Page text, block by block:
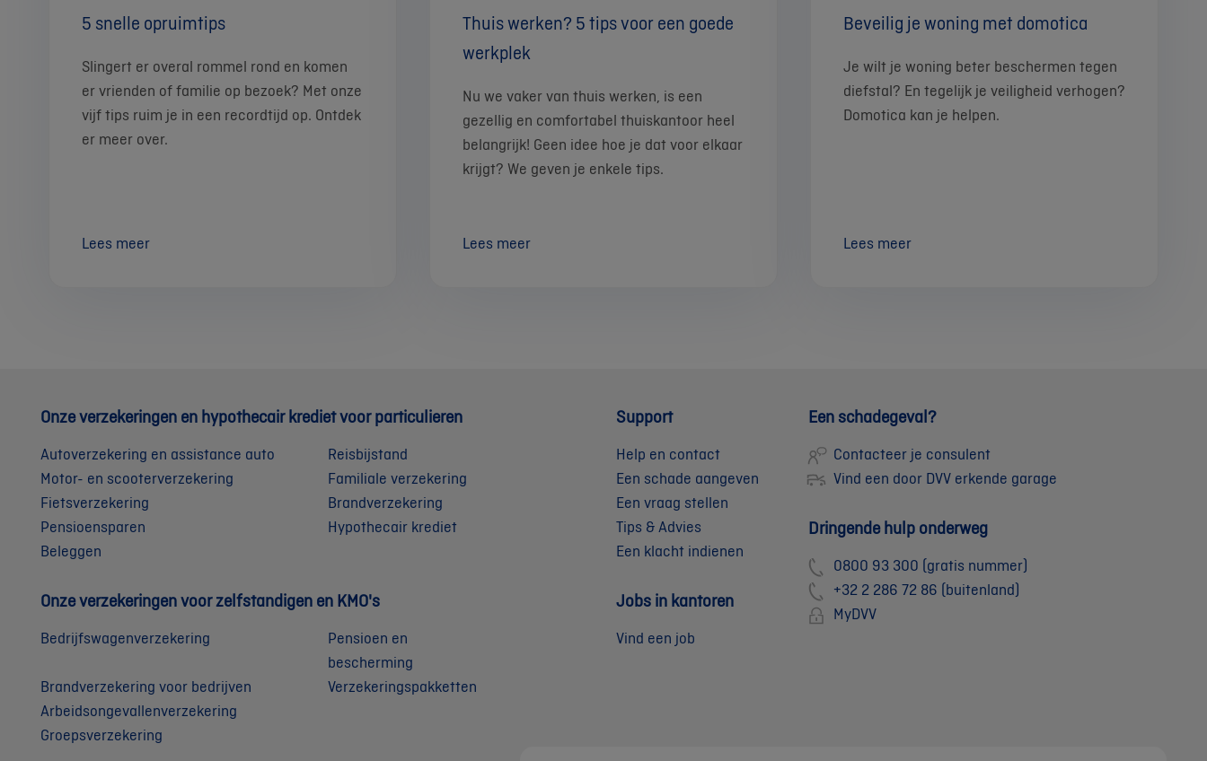
5 snelle opruimtips
Slingert er overal rommel rond en komen
er vrienden of familie op bezoek? Met onze
vijf tips ruim je in een recordtijd op. Ontdek
er meer over.
Lees meer
Thuis werken? 5 tips voor een goede
werkplek
Nu we vaker van thuis werken, is een
gezellig en comfortabel thuiskantoor heel
belangrijk! Geen idee hoe je dat voor elkaar
krijgt? We geven je enkele tips.
Lees meer
Beveilig je woning met domotica
Je wilt je woning beter beschermen tegen
diefstal? En tegelijk je veiligheid verhogen?
Domotica kan je helpen.
Lees meer
Onze verzekeringen en hypothecair krediet voor particulieren
Autoverzekering en assistance auto
Reisbijstand
Motor- en scooterverzekering
Familiale verzekering
Fietsverzekering
Brandverzekering
Pensioensparen
Hypothecair krediet
Beleggen
Onze verzekeringen voor zelfstandigen en KMO's
Bedrijfswagenverzekering
Pensioen en
bescherming
Brandverzekering voor bedrijven
Verzekeringspakketten
Arbeidsongevallenverzekering
Groepsverzekering
Support
Help en contact
Een schade aangeven
Een vraag stellen
Tips & Advies
Een klacht indienen
Jobs in kantoren
Vind een job
Een schadegeval?
Contacteer je consulent
Vind een door DVV erkende garage
Dringende hulp onderweg
0800 93 300 (gratis nummer)
+32 2 286 72 86 (buitenland)
MyDVV